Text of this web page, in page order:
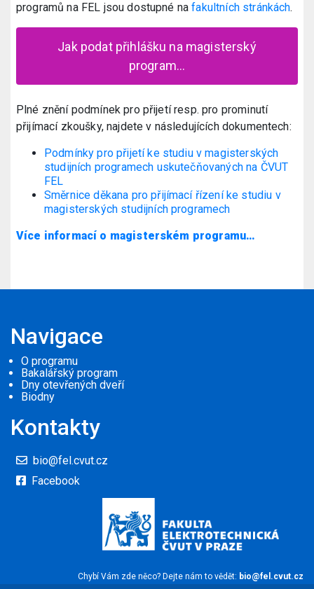
programů na FEL jsou dostupné nafakultních stránkách.
Jak podat přihlášku na magisterský
program…
Plné znění podmínek pro přijetí resp. pro prominutí
přijímací zkoušky, najdete v následujících dokumentech:
Podmínky pro přijetí ke studiu v magisterských
studijních programech uskutečňovaných na ČVUT
FEL
Směrnice děkana pro přijímací řízení ke studiu v
magisterských studijních programech
Více informací o magisterském programu…
Navigace
O programu
Bakalářský program
Dny otevřených dveří
Biodny
Kontakty
bio@fel.cvut.cz
Facebook
Chybí Vám zde něco? Dejte nám to vědět: bio@fel.cvut.cz